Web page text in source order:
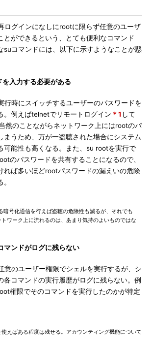
ログインになしにrootに限らず任意のユーザ
とができるという、とても便利なコマンド
suコマンドには、以下に示すようなことが懸
入力する必要がある
時にスイッチするユーザーのパスワードを
。例えばtelnetでリモートログイン ＊1 して
然のことながらネットワーク上にはrootのパ
まうため、万が一盗聴された場合にシステム
可能性も高くなる。また、su rootを実行で
のパスワードを共有することになるので、
れば多いほどrootパスワードの漏えいの危険
号化通信を行えば盗聴の危険性も減るが、それでも
ワーク上に流れるのは、あまり気持のよいものではな
マンドがログに残らない
のユーザー権限でシェルを実行するが、シ
各コマンドの実行履歴がログに残らない。例
権限でそのコマンドを実行したのかが特定
えばある程度は残せる。アカウンティング機能について